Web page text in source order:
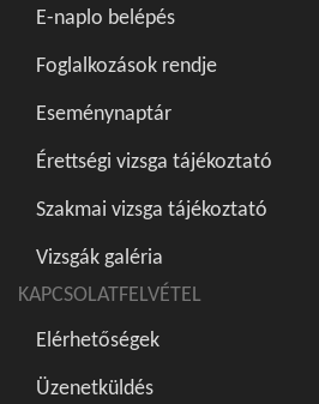
E-naplo belépés
Foglalkozások rendje
Eseménynaptár
Érettségi vizsga tájékoztató
Szakmai vizsga tájékoztató
Vizsgák galéria
KAPCSOLATFELVÉTEL
Elérhetőségek
Üzenetküldés